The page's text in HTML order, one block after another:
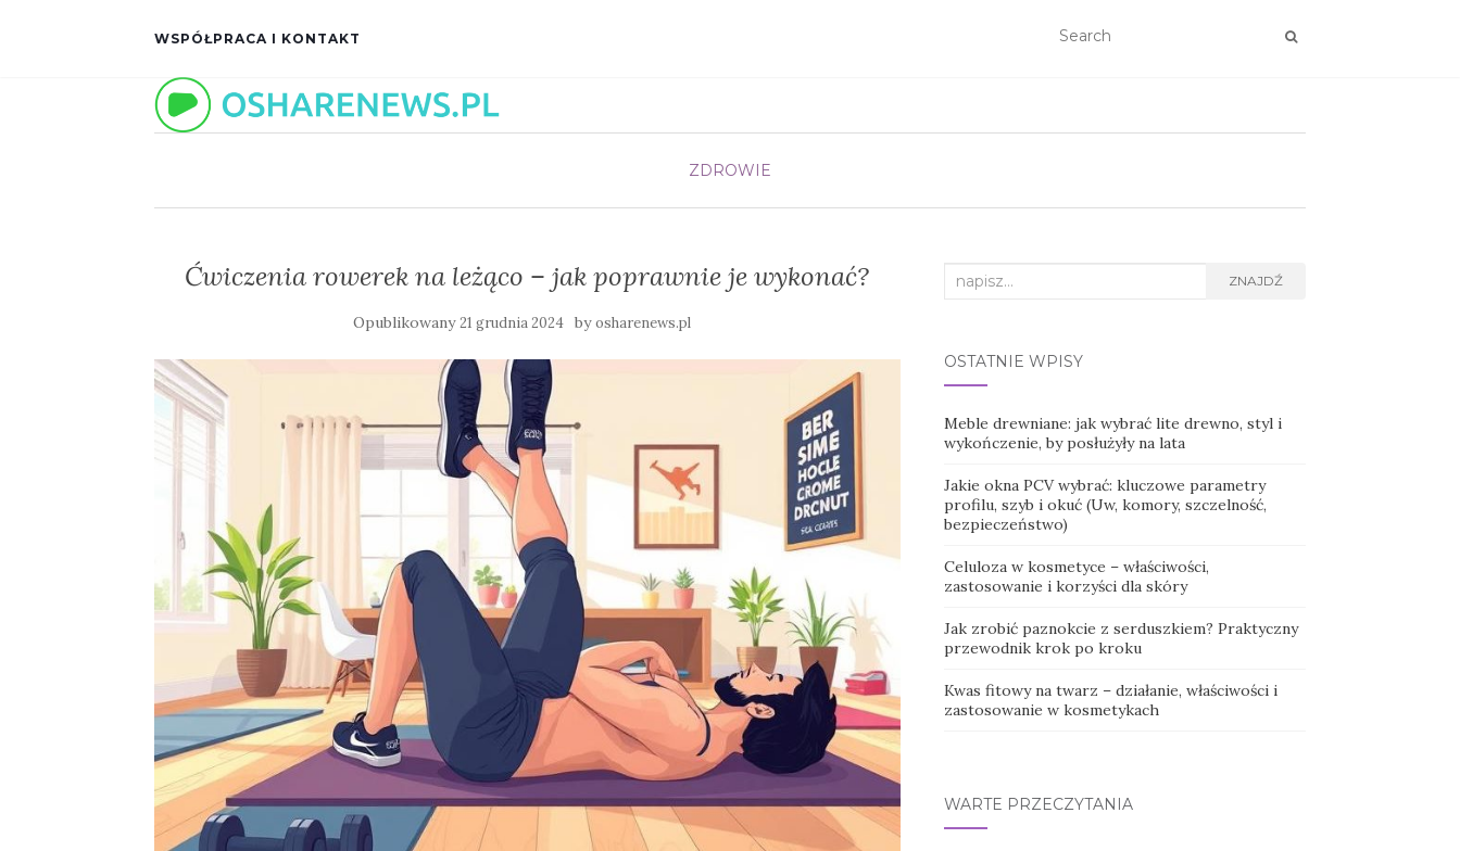
WSPÓŁPRACA I KONTAKT
ZDROWIE
Ćwiczenia rowerek na leżąco – jak poprawnie je wykonać?
Opublikowany21 grudnia 2024 byosharenews.pl
Search
ZNAJDŹ
OSTATNIE WPISY
Meble drewniane: jak wybrać lite drewno, styl i
wykończenie, by posłużyły na lata
Jakie okna PCV wybrać: kluczowe parametry
profilu, szyb i okuć (Uw, komory, szczelność,
bezpieczeństwo)
Celuloza w kosmetyce – właściwości,
zastosowanie i korzyści dla skóry
Jak zrobić paznokcie z serduszkiem? Praktyczny
przewodnik krok po kroku
Kwas fitowy na twarz – działanie, właściwości i
zastosowanie w kosmetykach
WARTE PRZECZYTANIA